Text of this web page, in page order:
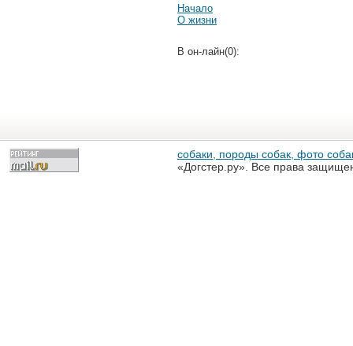
Начало
О жизни
В он-лайн(0):
собаки, породы собак, фото
«Догстер.ру». Все права